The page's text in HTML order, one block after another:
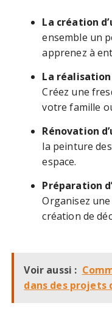
La création
ensemble un
apprenez à
La
Créez une
votre famille
Rénovation
la peinture
espace.
Préparation
Organisez
création de
Voir aussi :
dans des projets